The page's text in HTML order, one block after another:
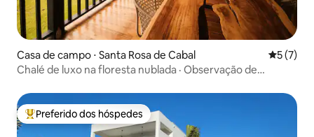
Casa de campo ⋅ Santa Rosa de Cabal 5 de
5 (7)
Chalé de luxo na floresta nublada · Observação de
Entre os melhores preferidos dos hóspedes
Preferido dos hóspedes